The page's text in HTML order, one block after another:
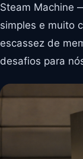
Steam Machine
simples e muito
escassez de
desafios para